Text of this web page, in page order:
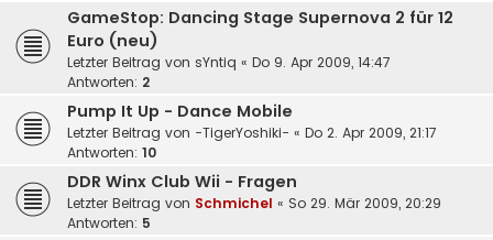
GameStop: Dancing Stage Supernova 2 für 12
Euro (neu)
Letzter Beitrag von sYntiq « Do 9. Apr 2009, 14:47
Antworten: 2
Pump It Up - Dance Mobile
Letzter Beitrag von -TigerYoshiki- « Do 2. Apr 2009, 21:17
Antworten: 10
DDR Winx Club Wii - Fragen
Letzter Beitrag von Schmichel « So 29. Mär 2009, 20:29
Antworten: 5